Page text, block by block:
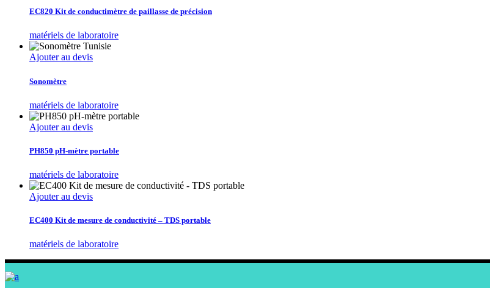
EC820 Kit de conductimètre de paillasse de précision
matériels de laboratoire
Ajouter au devis
Sonomètre
matériels de laboratoire
Ajouter au devis
PH850 pH-mètre portable
matériels de laboratoire
Ajouter au devis
EC400 Kit de mesure de conductivité – TDS portable
matériels de laboratoire